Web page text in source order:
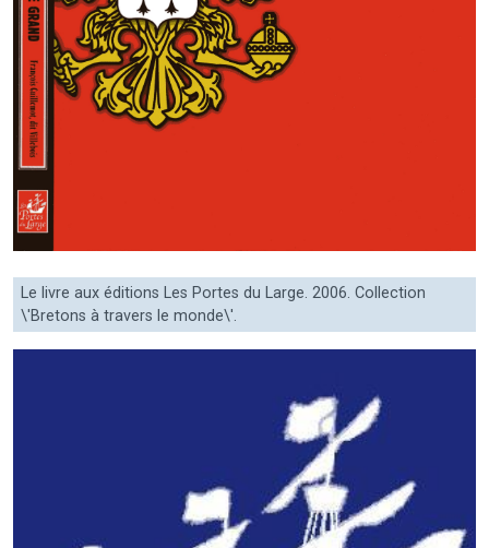
Le livre aux éditions Les Portes du Large. 2006. Collection
\'Bretons à travers le monde\'.